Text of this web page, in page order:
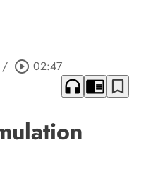
/ play_circle_outline 02:47
headphones chrome_reader_mode bookmark_border